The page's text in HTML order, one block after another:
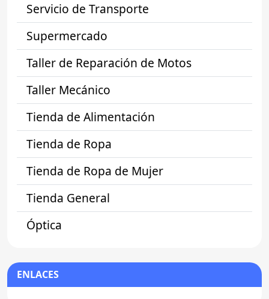
Servicio de Transporte
Supermercado
Taller de Reparación de Motos
Taller Mecánico
Tienda de Alimentación
Tienda de Ropa
Tienda de Ropa de Mujer
Tienda General
Óptica
ENLACES